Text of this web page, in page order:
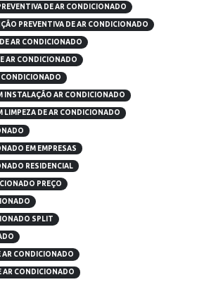
DE AR CONDICIONADO
PREVENTIVA DE AR CONDICIONADO
AR CONDICIONADO
AR CONDICIONADO
CONDICIONADO
INSTALAÇÃO AR CONDICIONADO
LIMPEZA DE AR CONDICIONADO
EM EMPRESAS
RESIDENCIAL
PREÇO
SPLIT
AR CONDICIONADO
AR CONDICIONADO